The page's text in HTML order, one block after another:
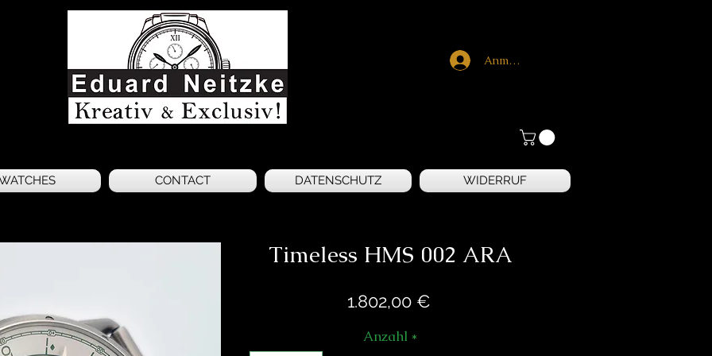
Anmelden
CONTACT DATENSCHUTZ WIDERRUF
Timeless HMS 002 ARA
1.802,00 €Preis
Anzahl *